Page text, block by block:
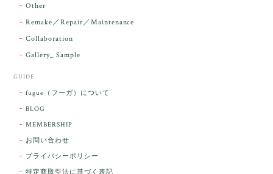
こそ この度は誠にありがとうございまし
た人に幸せが訪れる」という言い伝えがあるケサラン
パサラン。とっても素敵です。メッセージでは色々記
憶違いもありましたが、またいつかお会いして楽しい
Other
Remake／Repair／Maintenance
Collaboration
Gallery_ Sample
GUIDE
fugue（フーガ）について
BLOG
MEMBERSHIP
お問い合わせ
プライバシーポリシー
特定商取引法に基づく表記